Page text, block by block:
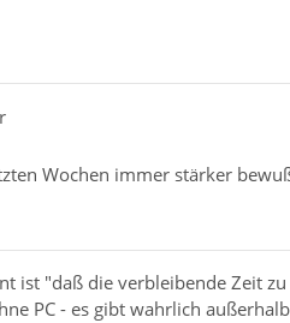
Wochen immer stärker
ist "daß die verbleibende Zeit
PC - es gibt wahrlich